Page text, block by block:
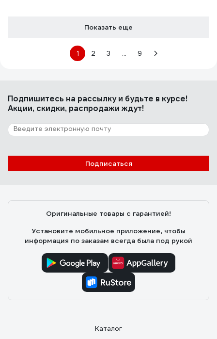
Показать еще
1 2 3 ... 9
Подпишитесь на рассылкуи будьте в курсе!
Акции, скидки, распродажи ждут!
Подписаться
Оригинальные товары с гарантией!
Установите мобильное приложение, чтобы
информация по заказам всегда была под рукой
Каталог